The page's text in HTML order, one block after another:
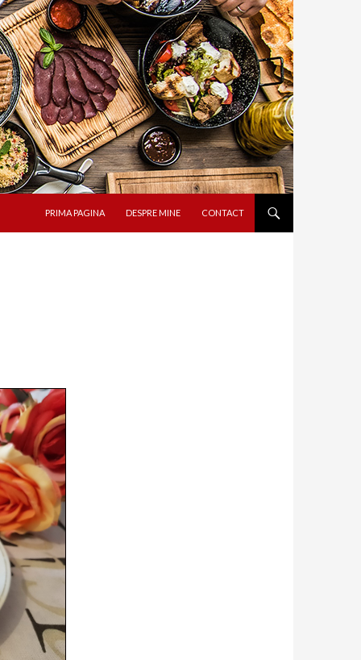
PRIMA PAGINA
DESPRE MINE CONTACT